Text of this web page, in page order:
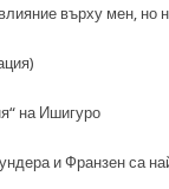
върху мен, но
на Ишигуро
и Франзен са